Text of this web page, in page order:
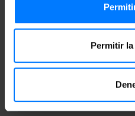
Permitir
Mides del producte
Nombre de paquets: